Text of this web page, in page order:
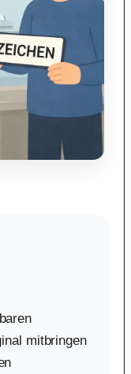
mitbringen